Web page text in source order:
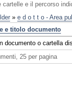
cartelle e il percorso